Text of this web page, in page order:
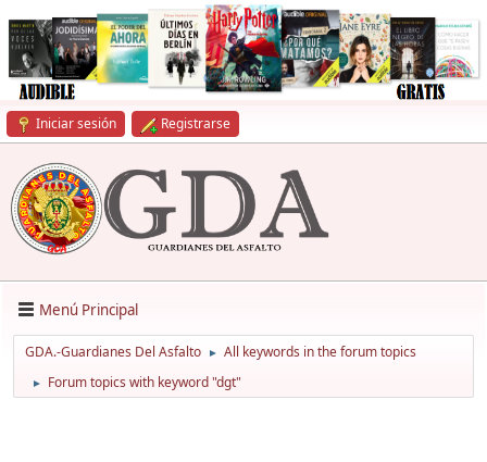
Iniciar sesión Registrarse
Menú Principal
GDA.-Guardianes Del Asfalto ► All keywords in the forum topics
► Forum topics with keyword "dgt"